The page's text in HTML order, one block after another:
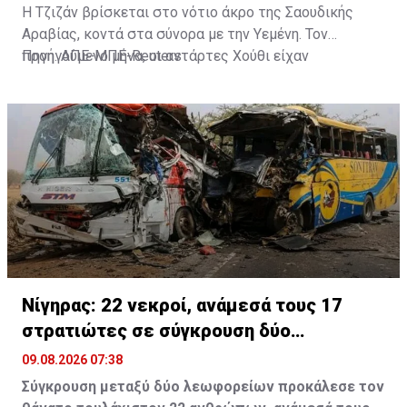
Η Τζιζάν βρίσκεται στο νότιο άκρο της Σαουδικής
Αραβίας, κοντά στα σύνορα με την Υεμένη. Τον
προηγούμενο μήνα, οι αντάρτες Χούθι είχαν
διυλιστηρίου της Aramco στην περιοχή.
Πηγή: ΑΠΕ-ΜΠΕ-Reuters
Νίγηρας: 22 νεκροί, ανάμεσά τους 17
στρατιώτες σε σύγκρουση δύο
λεωφορείων
09.08.2026 07:38
Σύγκρουση μεταξύ δύο λεωφορείων προκάλεσε τον